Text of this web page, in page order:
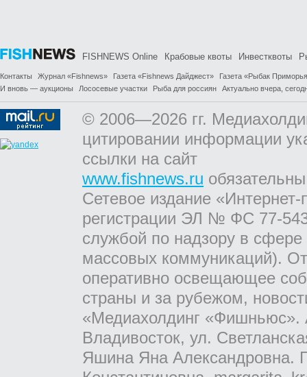
FISHNEWS Online Крабовые квоты Инвестквоты
Контакты Журнал «Fishnews» Газета «Fishnews Дайджест»
Газета «Рыбак
И вновь — аукционы
Лососевые участки Рыба для россиян Актуально вчера,
© 2006—2026 гг.
цитировании информации
ссылки на сайт
www.fishnews.ru
Сетевое издание
регистрации ЭЛ № ФС 77-
службой по надзору в
массовых коммуникаций).
оперативно освещающее
страны и за рубежом,
«Медиахолдинг «Фишньюс».
Владивосток, ул.
Яшина Яна Александровна.